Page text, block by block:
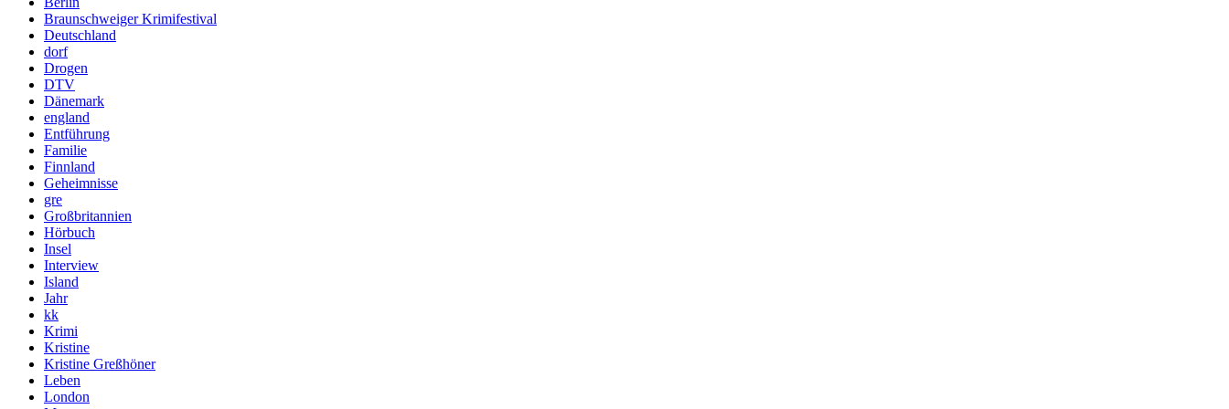
Braunschweiger Krimifestival
Deutschland
dorf
Drogen
DTV
Dänemark
england
Entführung
Familie
Finnland
Geheimnisse
gre
Großbritannien
Hörbuch
Insel
Interview
Island
Jahr
kk
Krimi
Kristine
Kristine Greßhöner
Leben
London